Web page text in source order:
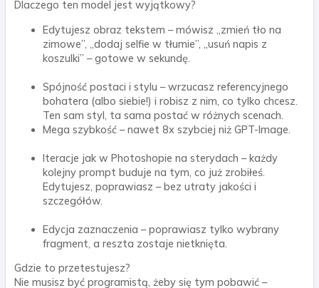
Dlaczego ten model jest wyjątkowy?
Edytujesz obraz tekstem – mówisz „zmień tło na
zimowe”, „dodaj selfie w tłumie”, „usuń napis z
koszulki” – gotowe w sekundę.
Spójność postaci i stylu – wrzucasz referencyjnego
bohatera (albo siebie!) i robisz z nim, co tylko chcesz.
Ten sam styl, ta sama postać w różnych scenach.
Mega szybkość – nawet 8x szybciej niż GPT-Image.
Iteracje jak w Photoshopie na sterydach – każdy
kolejny prompt buduje na tym, co już zrobiłeś.
Edytujesz, poprawiasz – bez utraty jakości i
szczegółów.
Edycja zaznaczenia – poprawiasz tylko wybrany
fragment, a reszta zostaje nietknięta.
Gdzie to przetestujesz?
Nie musisz być programistą, żeby się tym pobawić –